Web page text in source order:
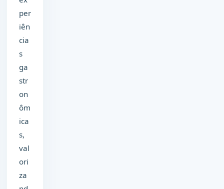
per
iên
cia
s
ga
str
on
ôm
ica
s,
val
ori
za